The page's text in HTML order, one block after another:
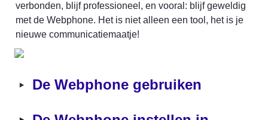
verbonden, blijf professioneel, en vooral: blijf geweldig
met de Webphone. Het is niet alleen een tool, het is je
nieuwe communicatiemaatje!
‣ De Webphone gebruiken